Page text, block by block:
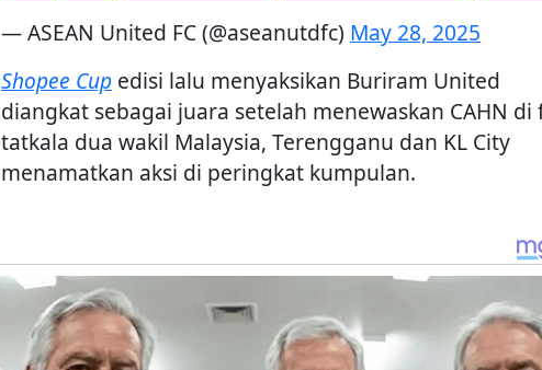
— ASEAN United FC (@aseanutdfc) May 28, 2025
Shopee Cup edisi lalu menyaksikan Buriram United
diangkat sebagai juara setelah menewaskan CAHN di
tatkala dua wakil Malaysia, Terengganu dan KL City
menamatkan aksi di peringkat kumpulan.